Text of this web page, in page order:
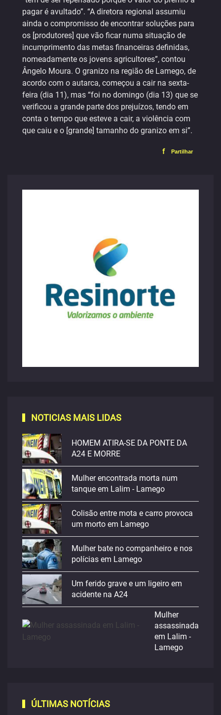
pagar é avultado”. “A diretora regional assumiu
ainda o compromisso de encontrar soluções para
os [produtores] que vão ficar numa situação de
incumprimento das metas financeiras definidas,
nomeadamente os jovens agricultores”, contou
Ângelo Moura. O granizo na região de Lamego, de
acordo com o autarca, começou a cair na sexta-
feira (dia 11), mas “foi no domingo (dia 13) que se
verificou a grande parte dos prejuízos, tendo em
conta o tempo que esteve a cair, a violência com
que caiu e o [grande] tamanho do granizo em si”.
f Partilhar
NOTICIAS MAIS LIDAS
HOMEM ATIRA-SE DA PONTE DA
A24 E MORRE
Mulher encontrada morta num
tanque em Lalim - Lamego
Colisão entre mota e carro provoca
um morto em Lamego
Mulher bate no companheiro e nos
polícias em Lamego
Um ferido grave e um ligeiro em
acidente na A24
Mulher
assassinada
em Lalim -
Lamego
ÚLTIMAS NOTÍCIAS